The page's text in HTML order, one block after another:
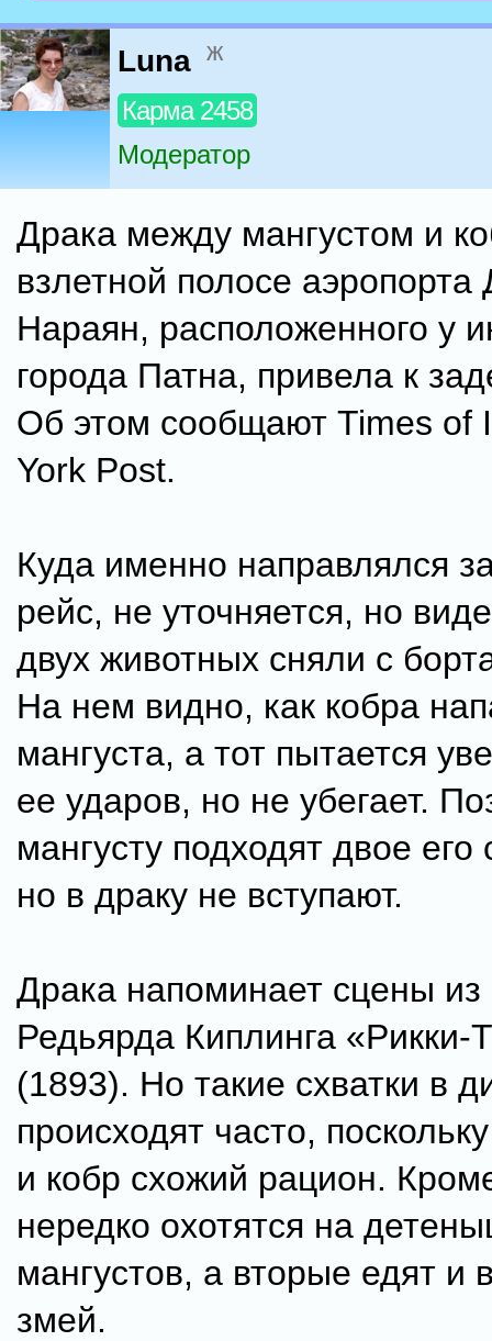
Luna ж
Карма 2458
Модератор
Драка между мангустом и
взлетной полосе
Нараян, расположенного у
города Патна, привела к
Об этом сообщают Times of
York Post.
Куда именно направлялся
рейс, не уточняется, но
двух животных сняли с
На нем видно, как кобра
мангуста, а тот пытается
ее ударов, но не убегает.
мангусту подходят двое его
но в драку не вступают.
Драка напоминает сцены из
Редьярда Киплинга «Рикки-
(1893). Но такие схватки в
происходят часто,
и кобр схожий рацион.
нередко охотятся на
мангустов, а вторые едят и
змей.